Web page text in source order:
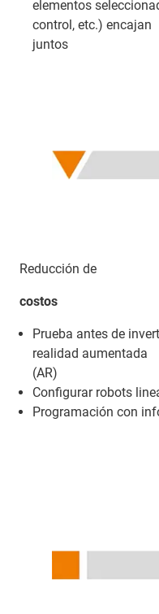
elementos
control, etc.) encajan
juntos
Reducción de
costos
Prueba antes de
realidad aumentada
(AR)
Configurar robots
Programación con